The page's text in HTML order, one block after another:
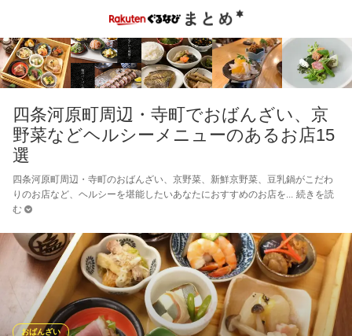
四条河原町周辺・寺町でおばんざい、京
野菜などヘルシーメニューのあるお店15
選
四条河原町周辺・寺町のおばんざい、京野菜、新鮮京野菜、豆乳鍋がこだわ
りのお店など、ヘルシーを堪能したいあなたにおすすめのお店を
続きを読
む
おばんざい